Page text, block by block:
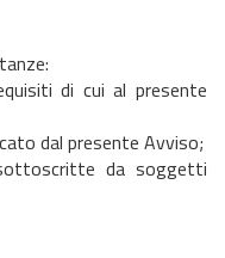
di cui al presente
dal presente Avviso;
da soggetti